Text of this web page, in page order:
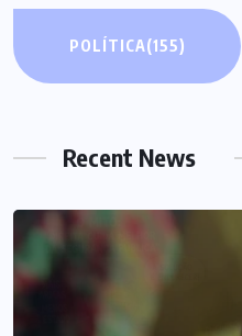
POLÍTICA(155)
Recent News